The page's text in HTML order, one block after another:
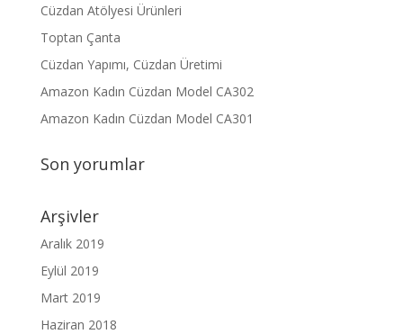
Cüzdan Atölyesi Ürünleri
Toptan Çanta
Cüzdan Yapımı, Cüzdan Üretimi
Amazon Kadın Cüzdan Model CA302
Amazon Kadın Cüzdan Model CA301
Son yorumlar
Arşivler
Aralık 2019
Eylül 2019
Mart 2019
Haziran 2018